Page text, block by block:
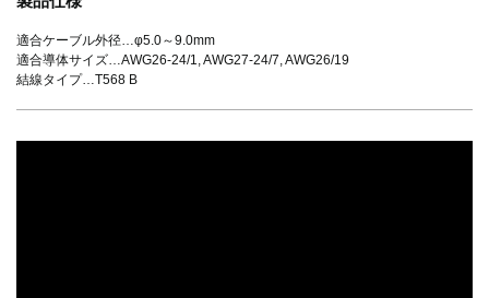
適合ケーブル外径…φ5.0～9.0mm
適合導体サイズ…AWG26-24/1, AWG27-24/7, AWG26/19
結線タイプ…T568 B